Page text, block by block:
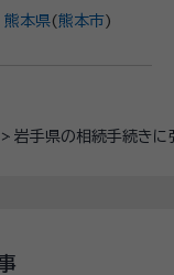
岩手県の相続手続き
熊本県(熊本市)